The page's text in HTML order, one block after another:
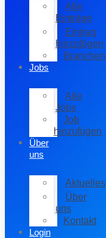
Alle
Einträge
Eintrag
hinzufügen
Branchen
Jobs
Alle
Jobs
Job
hinzufügen
Über
uns
Aktuelles
Über
uns
Kontakt
Login